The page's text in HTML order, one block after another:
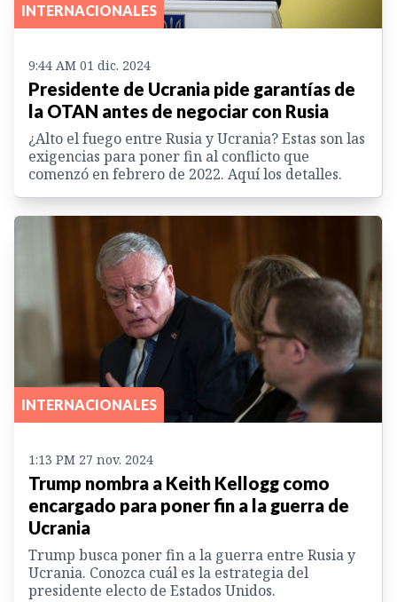
INTERNACIONALES
9:44 AM 01 dic. 2024
Presidente de Ucrania pide garantías de
la OTAN antes de negociar con Rusia
¿Alto el fuego entre Rusia y Ucrania? Estas son las
exigencias para poner fin al conflicto que
comenzó en febrero de 2022. Aquí los detalles.
INTERNACIONALES
1:13 PM 27 nov. 2024
Trump nombra a Keith Kellogg como
encargado para poner fin a la guerra de
Ucrania
Trump busca poner fin a la guerra entre Rusia y
Ucrania. Conozca cuál es la estrategia del
presidente electo de Estados Unidos.